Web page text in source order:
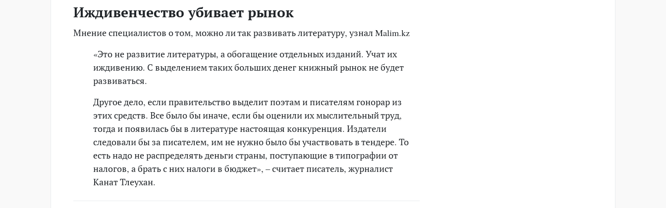
Иждивенчество убивает рынок
Мнение специалистов о том, можно ли так развивать литературу, узнал Malim.kz
«Это не развитие литературы, а обогащение отдельных изданий. Учат их
иждивению. С выделением таких больших денег книжный рынок не будет
развиваться.
Другое дело, если правительство выделит поэтам и писателям гонорар из
этих средств. Все было бы иначе, если бы оценили их мыслительный труд,
тогда и появилась бы в литературе настоящая конкуренция. Издатели
следовали бы за писателем, им не нужно было бы участвовать в тендере. То
есть надо не распределять деньги страны, поступающие в типографии от
налогов, а брать с них налоги в бюджет», – считает писатель, журналист
Канат Тлеухан.